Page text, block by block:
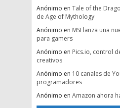
Anónimo en Tale of the
de Age of Mythology
Anónimo en MSI lanza una
para gamers
Anónimo en Pics.io, control
creativos
Anónimo en 10 canales de
programadores
Anónimo en Amazon ahora